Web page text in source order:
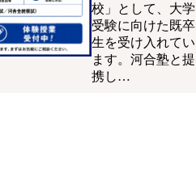
校」として、大学
受験に向けた既卒
生を受け入れてい
ます。河合塾と提
携し…